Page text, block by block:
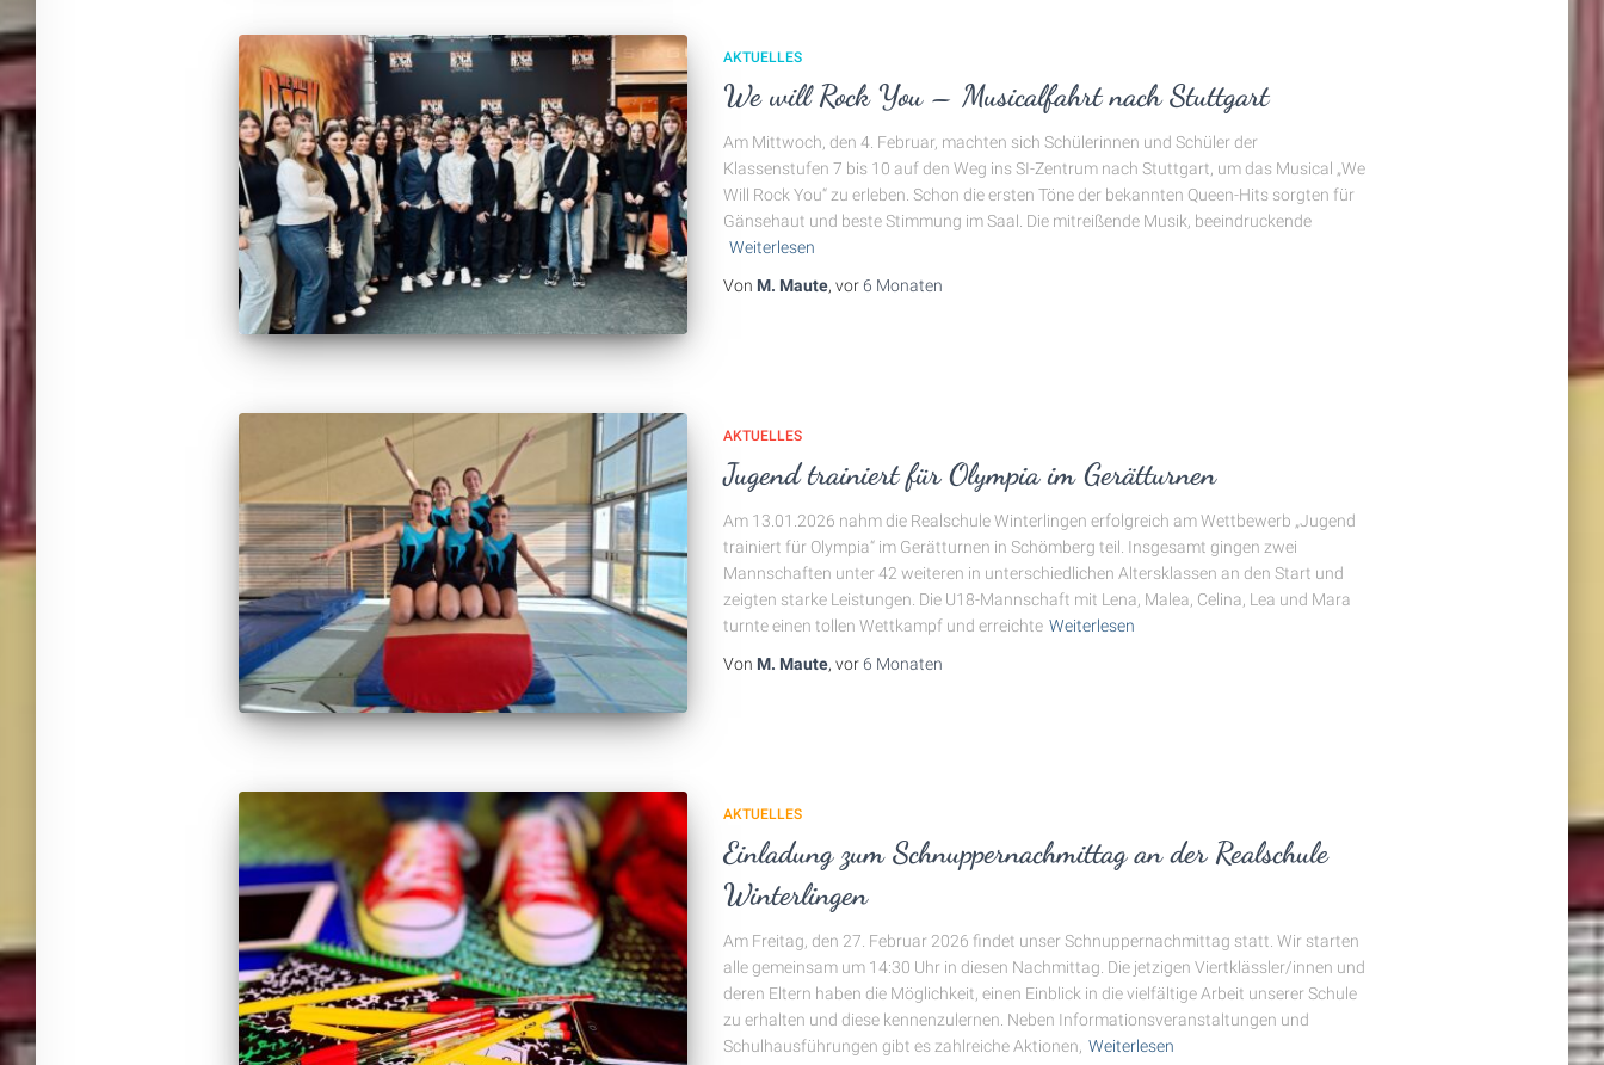
AKTUELLES
We will Rock You – Musicalfahrt nach Stuttgart
Am Mittwoch, den 4. Februar, machten sich Schülerinnen und Schüler der
Klassenstufen 7 bis 10 auf den Weg ins SI-Zentrum nach Stuttgart, um das Musical „We
Will Rock You“ zu erleben. Schon die ersten Töne der bekannten Queen-Hits sorgten für
Gänsehaut und beste Stimmung im Saal. Die mitreißende Musik, beeindruckende
Weiterlesen
Von M. Maute, vor 6 Monaten
AKTUELLES
Jugend trainiert für Olympia im Gerätturnen
Am 13.01.2026 nahm die Realschule Winterlingen erfolgreich am Wettbewerb „Jugend
trainiert für Olympia“ im Gerätturnen in Schömberg teil. Insgesamt gingen zwei
Mannschaften unter 42 weiteren in unterschiedlichen Altersklassen an den Start und
zeigten starke Leistungen. Die U18-Mannschaft mit Lena, Malea, Celina, Lea und Mara
turnte einen tollen Wettkampf und erreichte Weiterlesen
Von M. Maute, vor 6 Monaten
AKTUELLES
Einladung zum Schnuppernachmittag an der Realschule
Winterlingen
Am Freitag, den 27. Februar 2026 findet unser Schnuppernachmittag statt. Wir starten
alle gemeinsam um 14:30 Uhr in diesen Nachmittag. Die jetzigen Viertklässler/innen und
deren Eltern haben die Möglichkeit, einen Einblick in die vielfältige Arbeit unserer Schule
zu erhalten und diese kennenzulernen. Neben Informationsveranstaltungen und
Schulhausführungen gibt es zahlreiche Aktionen, Weiterlesen